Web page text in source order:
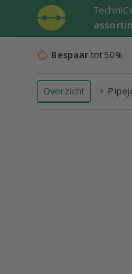
Bespaar tot 50%
Overzicht